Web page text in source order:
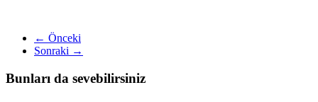
← Önceki
Sonraki →
Bunları da sevebilirsiniz